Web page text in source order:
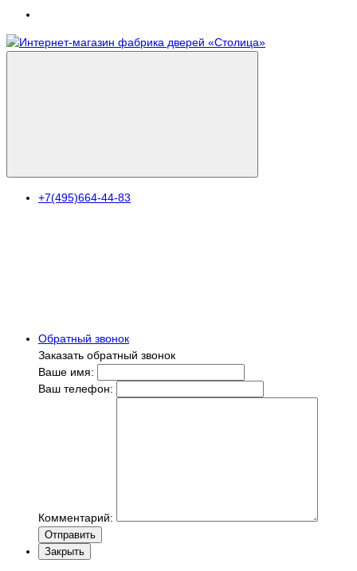
+7(495)664-44-83
Обратный звонок
Заказать обратный звонок
Ваше имя:
Ваш телефон:
Комментарий:
Отправить
Закрыть